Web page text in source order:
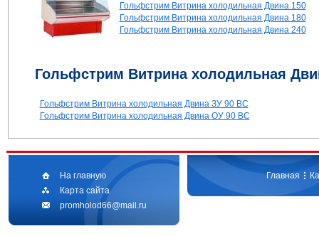
Гольфстрим Витрина холодильная Двина 150
Гольфстрим Витрина холодильная Двина 180
Гольфстрим Витрина холодильная Двина 240
Гольфстрим Витрина холодильная
Гольфстрим Витрина холодильная Двина ЗУ 90 ВС
Гольфстрим Витрина холодильная Двина ОУ 90 ВС
На главную
Карта сайта
promholod66@mail.ru
Главная